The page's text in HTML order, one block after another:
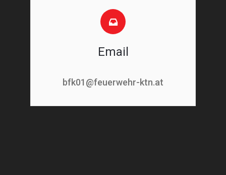
Email
bfk01@feuerwehr-ktn.at